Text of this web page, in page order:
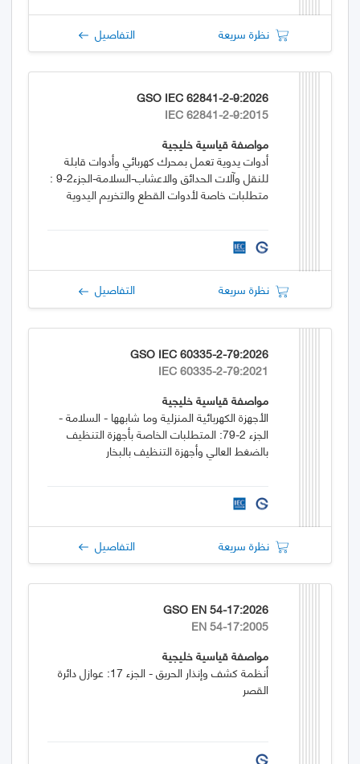
نظرة سريعة التفاصيل
GSO IEC 62841-2-9:2026
IEC 62841-2-9:2015
مواصفة قياسية خليجية
أدوات يدوية تعمل بمحرك كهربائي وأدوات قابلة
للنقل وآلات الحدائق والاعشاب-السلامة-الجزء2-9 :
متطلبات خاصة لأدوات القطع والتخريم اليدوية
نظرة سريعة التفاصيل
GSO IEC 60335-2-79:2026
IEC 60335-2-79:2021
مواصفة قياسية خليجية
الأجهزة الكهربائية المنزلية وما شابهها - السلامة -
الجزء 2-79: المتطلبات الخاصة بأجهزة التنظيف
بالضغط العالي وأجهزة التنظيف بالبخار
نظرة سريعة التفاصيل
GSO EN 54-17:2026
EN 54-17:2005
مواصفة قياسية خليجية
أنظمة كشف وإنذار الحريق - الجزء 17: عوازل دائرة
القصر